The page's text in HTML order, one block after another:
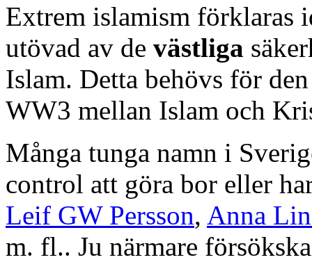
Extrem islamism förklaras
utövad av de västliga
Islam. Detta behövs för
WW3 mellan Islam och
Många tunga namn i
control att göra bor eller
Leif GW Persson, Anna
m. fl.. Ju närmare